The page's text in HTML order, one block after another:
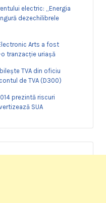
electric: „Energia
dezechilibrele
Arts a fost
tranzacție uriașă
TVA din oficiu
de TVA (D300)
prezintă riscuri
SUA